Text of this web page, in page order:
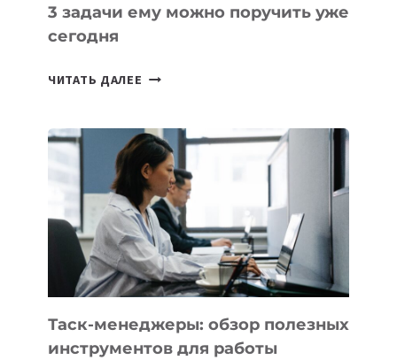
3 задачи ему можно поручить уже
сегодня
ЧИТАТЬ ДАЛЕЕ ИИ-
БИЗНЕСА:
КАКИЕ
3
ЗАДАЧИ
ЕМУ
МОЖНО
ПОРУЧИТЬ
УЖЕ
СЕГОДНЯ
Таск-менеджеры: обзор полезных
инструментов для работы